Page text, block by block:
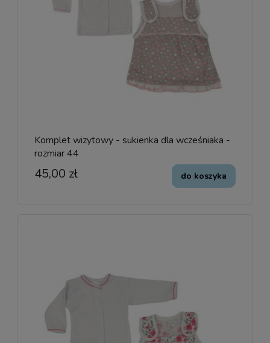
Komplet wizytowy - sukienka dla wcześniaka -
rozmiar 44
45,00 zł do koszyka